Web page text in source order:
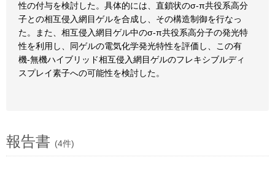
性の付与を検討した。具体的には、直鎖状のσ-π共役系高分
子との相互侵入網目ゲルを合成し、その構造制御を行なっ
た。また、相互侵入網目ゲル中のσ-π共役系高分子の発光特
性を利用し、同ゲルの電気化学発光特性を評価し、この有
機-無機ハイブリッド相互侵入網目ゲルのフレキシブルディ
スプレイ素子への可能性を検討した。
報告書 (4件)